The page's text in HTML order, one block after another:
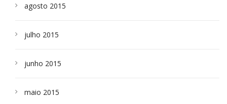
agosto 2015
julho 2015
junho 2015
maio 2015